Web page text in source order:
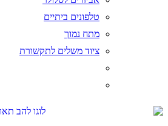
טלפונים ביתיים
מתח נמוך
ציוד משלים לתקשורת